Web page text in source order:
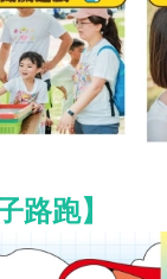
路跑】